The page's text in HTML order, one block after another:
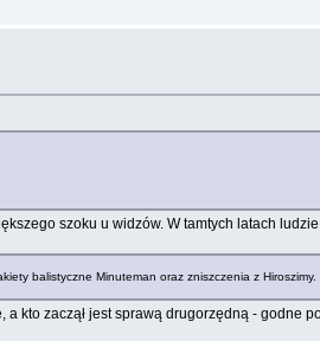
szoku u widzów. W tamtych latach
balistyczne Minuteman oraz zniszczenia z Hiroszimy.
kto zaczął jest sprawą drugorzędną - godne